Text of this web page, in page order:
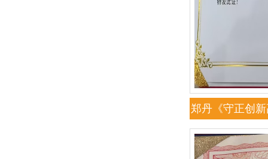
郑丹《守正创